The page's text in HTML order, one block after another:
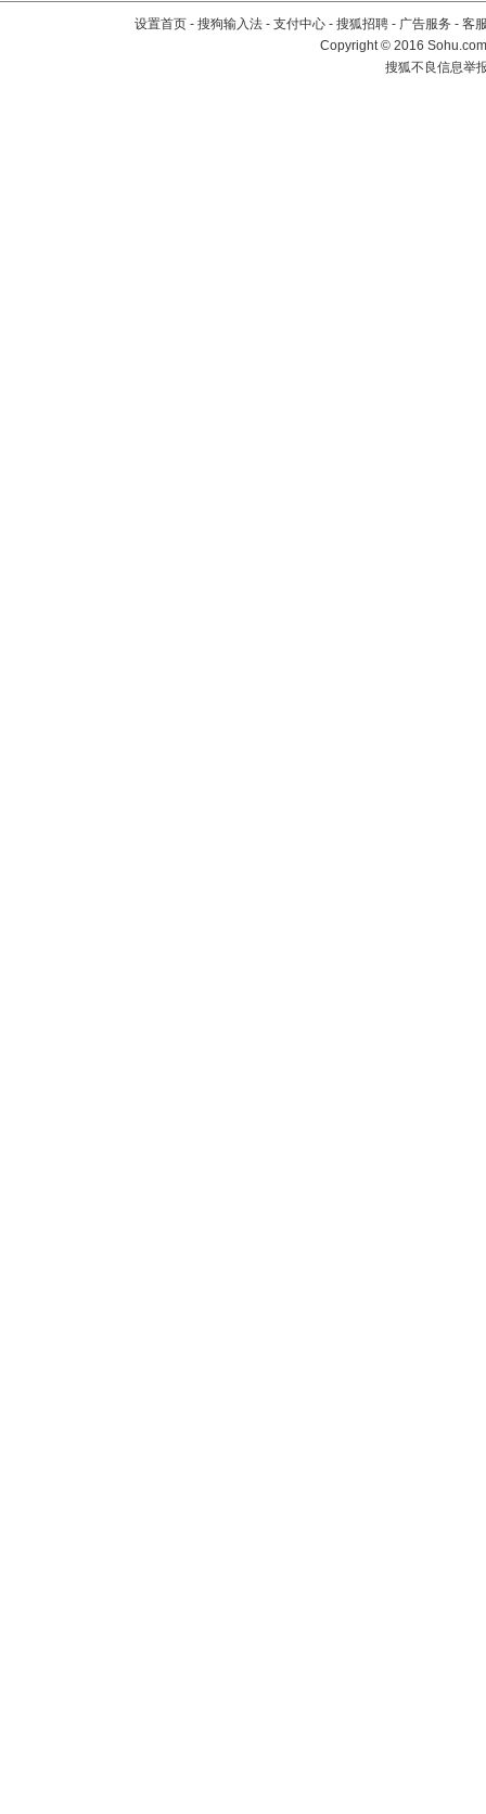
设置首页 - 搜狗输入法 - 支付中心 - 搜狐招聘 - 广告服务 - 客
Copyright©2016
搜狐不良信息举